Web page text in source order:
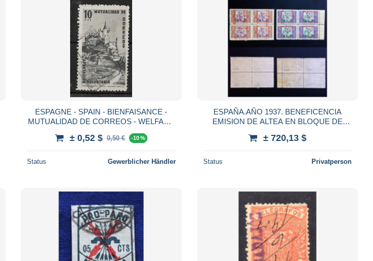
ESPAGNE - SPAIN - BIENFAISANCE -
MUTUALIDAD DE CORREOS - WELFARE
± 0,52 $ 0,50 € -10 %
Status Gewerblicher Händler
ESPAÑA.AÑO 1937. BENEFICENCIA
EMISION DE ALTEA EN BLOQUE DE
± 720,13 $
Status Privatperson